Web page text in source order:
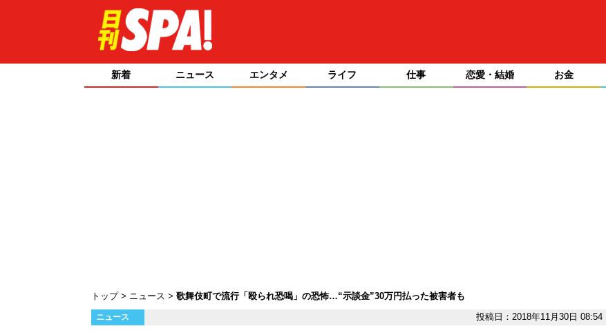
新着 ニュース エンタメ ライフ 仕事 恋愛・結婚 お金
トップ ニュース 歌舞伎町で流行「殴られ恐喝」の恐怖…“示談金”30万円払った被害者も
ニュース 投稿日：2018年11月30日 08:54